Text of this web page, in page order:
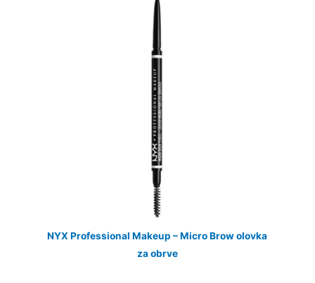
NYX Professional Makeup – Micro Brow olovka
za obrve